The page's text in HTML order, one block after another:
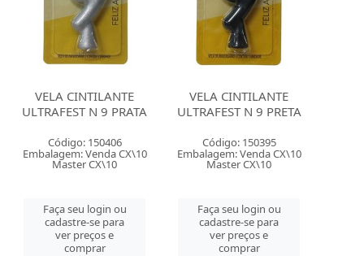
VELA CINTILANTE
ULTRAFEST N 9 PRATA
Código: 150406
Embalagem: Venda CX\10
Master CX\10
Faça seu login ou
cadastre-se para
ver preços e
comprar
VELA CINTILANTE
ULTRAFEST N 9 PRETA
Código: 150395
Embalagem: Venda CX\10
Master CX\10
Faça seu login ou
cadastre-se para
ver preços e
comprar